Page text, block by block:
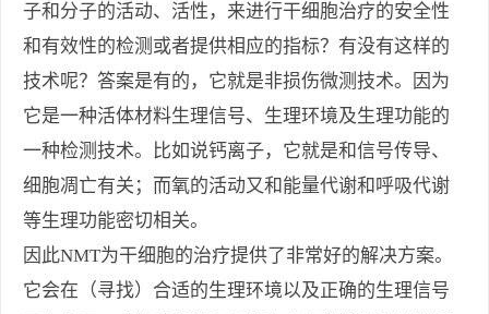
子和分子的活动、活性，来进行干细胞治疗的安全性
和有效性的检测或者提供相应的指标？有没有这样的
技术呢？答案是有的，它就是非损伤微测技术。因为
它是一种活体材料生理信号、生理环境及生理功能的
一种检测技术。比如说钙离子，它就是和信号传导、
细胞凋亡有关；而氧的活动又和能量代谢和呼吸代谢
等生理功能密切相关。
因此NMT为干细胞的治疗提供了非常好的解决方案。
它会在（寻找）合适的生理环境以及正确的生理信号